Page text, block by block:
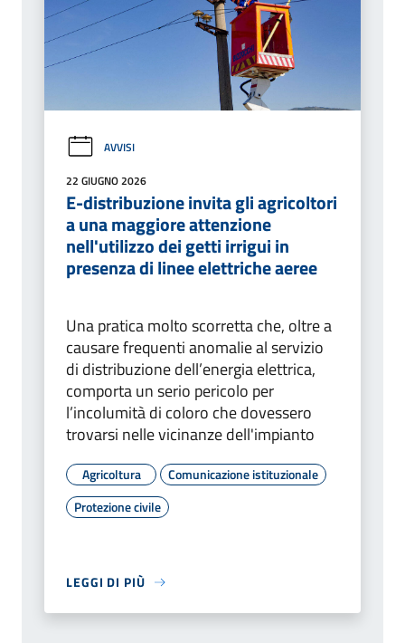
AVVISI
22 GIUGNO 2026
E-distribuzione invita gli agricoltori
a una maggiore attenzione
nell'utilizzo dei getti irrigui in
presenza di linee elettriche aeree
Una pratica molto scorretta che, oltre a
causare frequenti anomalie al servizio
di distribuzione dell’energia elettrica,
comporta un serio pericolo per
l’incolumità di coloro che dovessero
trovarsi nelle vicinanze dell'impianto
Agricoltura
Comunicazione istituzionale
Protezione civile
LEGGI DI PIÙ